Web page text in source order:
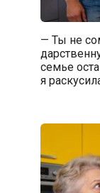
— Ты не
семье
я